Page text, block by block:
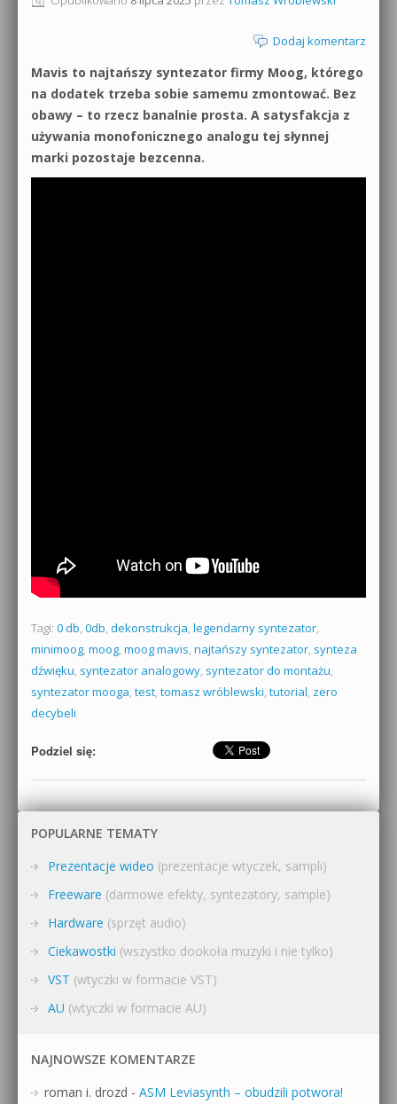
Sylenth1 od podstaw
Sound Forge od podstaw
Dubstep z syntezatorem Massive
Newsletter
Materiały dla mediów
Archiwum aktualności
Dodaj komentarz
Mavis to najtańszy syntezator firmy Moog, którego
na dodatek trzeba sobie samemu zmontować. Bez
obawy – to rzecz banalnie prosta. A satysfakcja z
używania monofonicznego analogu tej słynnej
marki pozostaje bezcenna.
Tagi: 0 db, 0db, dekonstrukcja, legendarny syntezator,
minimoog, moog, moog mavis, najtańszy syntezator, synteza
dźwięku, syntezator analogowy, syntezator do montażu,
syntezator mooga, test, tomasz wróblewski, tutorial, zero
decybeli
Podziel się:
POPULARNE TEMATY
Prezentacje wideo (prezentacje wtyczek, sampli)
Freeware (darmowe efekty, syntezatory, sample)
Hardware (sprzęt audio)
Ciekawostki (wszystko dookoła muzyki i nie tylko)
VST (wtyczki w formacie VST)
AU (wtyczki w formacie AU)
NAJNOWSZE KOMENTARZE
roman i. drozd - ASM Leviasynth – obudzili potwora!